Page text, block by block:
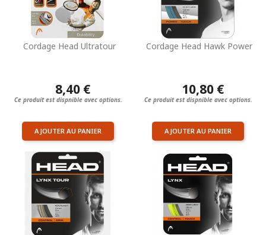
Cordage Head Ultratour
8,40 €
Ce produit est dispnible avec options.
AJOUTER AU PANIER
Cordage Head Hawk Power
10,80 €
Ce produit est dispnible avec options.
AJOUTER AU PANIER